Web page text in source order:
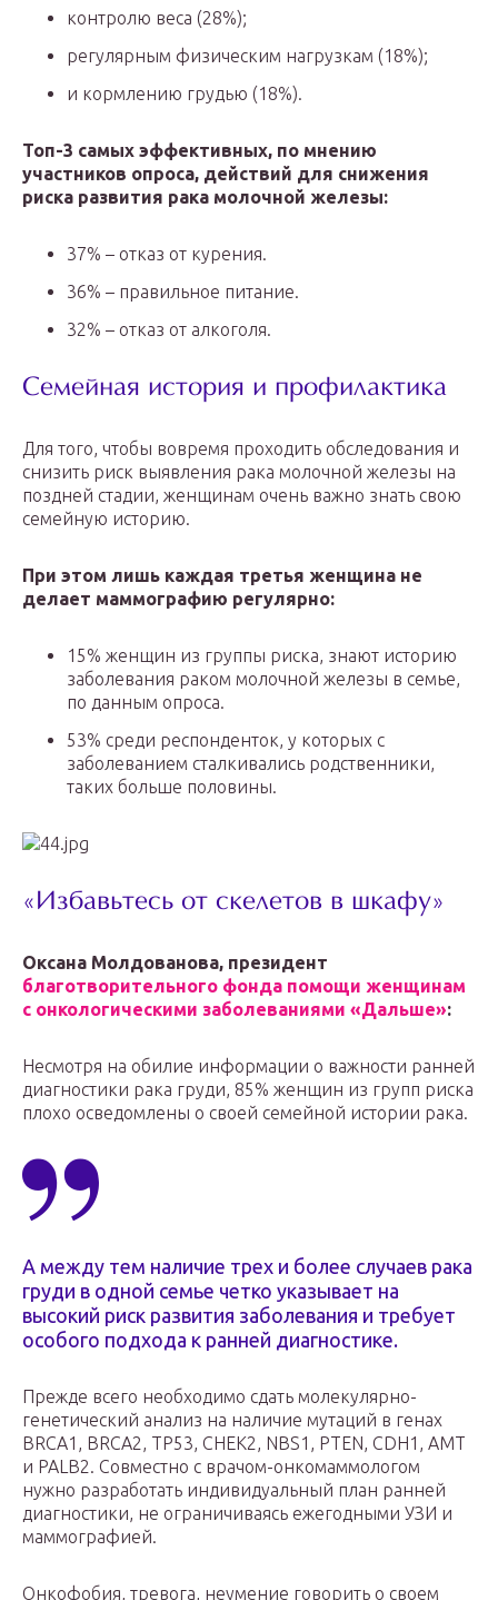
контролю веса (28%);
регулярным физическим нагрузкам (18%);
и кормлению грудью (18%).
Топ-3 самых эффективных, по мнению
участников опроса, действий для снижения
риска развития рака молочной железы:
37% – отказ от курения.
36% – правильное питание.
32% – отказ от алкоголя.
Семейная история и профилактика
Для того, чтобы вовремя проходить обследования и
снизить риск выявления рака молочной железы на
поздней стадии, женщинам очень важно знать свою
семейную историю.
При этом лишь каждая третья женщина не
делает маммографию регулярно:
15% женщин из группы риска, знают историю
заболевания раком молочной железы в семье,
по данным опроса.
53% среди респонденток, у которых с
заболеванием сталкивались родственники,
таких больше половины.
«Избавьтесь от скелетов в шкафу»
Оксана Молдованова, президент
благотворительного фонда помощи женщинам
с онкологическими заболеваниями «Дальше»:
Несмотря на обилие информации о важности ранней
диагностики рака груди, 85% женщин из групп риска
плохо осведомлены о своей семейной истории рака.
А между тем наличие трех и более случаев рака
груди в одной семье четко указывает на
высокий риск развития заболевания и требует
особого подхода к ранней диагностике.
Прежде всего необходимо сдать молекулярно-
генетический анализ на наличие мутаций в генах
BRCA1, BRCA2, TP53, CHEK2, NBS1, PTEN, CDH1, AMT
и PALB2. Совместно с врачом-онкомаммологом
нужно разработать индивидуальный план ранней
диагностики, не ограничиваясь ежегодными УЗИ и
маммографией.
Онкофобия, тревога, неумение говорить о своем